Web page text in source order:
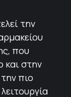
την
που
και στην
πιο